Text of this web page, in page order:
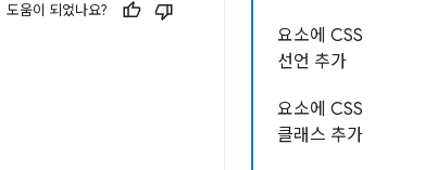
요소에 CSS
선언 추가
요소에 CSS
클래스 추가
도움이 되었나요?